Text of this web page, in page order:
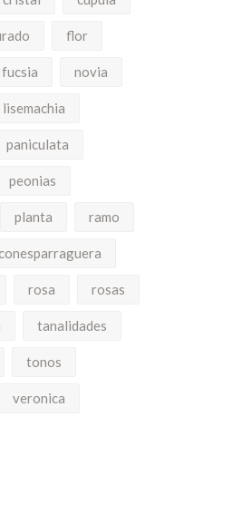
flor
fucsia novia
paniculata
peonias
planta ramo
rosa rosas
tanalidades
tonos
veronica